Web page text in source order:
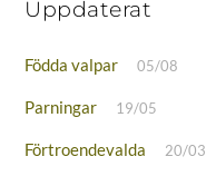
Uppdaterat
Födda valpar 05/08
Parningar 19/05
Förtroendevalda 20/03